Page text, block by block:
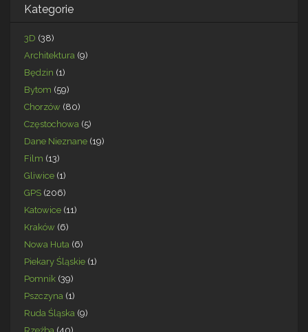
Kategorie
3D (38)
Architektura (9)
Będzin (1)
Bytom (59)
Chorzów (80)
Częstochowa (5)
Dane Nieznane (19)
Film (13)
Gliwice (1)
GPS (206)
Katowice (11)
Kraków (6)
Nowa Huta (6)
Piekary Śląskie (1)
Pomnik (39)
Pszczyna (1)
Ruda Śląska (9)